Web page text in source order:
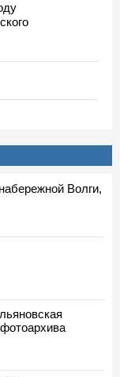
РФ:
2000 г.
Волги,